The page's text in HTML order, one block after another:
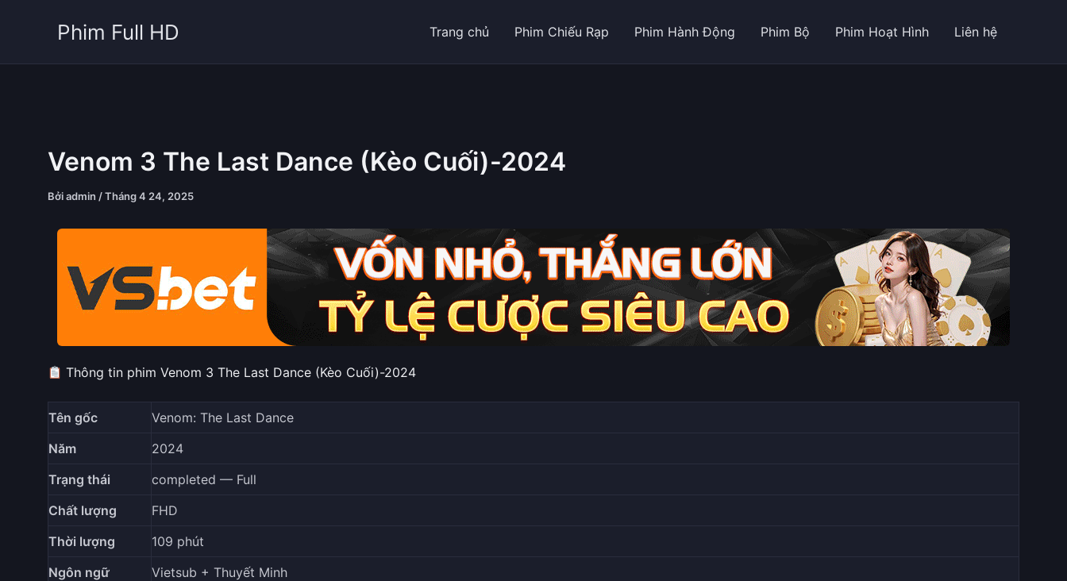
Phim Full HD Trang chủ Phim Chiếu Rạp Phim Hành Động Phim Bộ Phim Hoạt Hình Liên hệ
Venom 3 The Last Dance (Kèo Cuối)-2024
Bởiadmin /Tháng 4 24, 2025
Thông tin phim Venom 3 The Last Dance (Kèo Cuối)-2024
Tên gốc
Venom: The Last Dance
Năm
2024
Trạng thái
completed — Full
Chất lượng
FHD
Thời lượng
109 phút
Ngôn ngữ
Vietsub + Thuyết Minh